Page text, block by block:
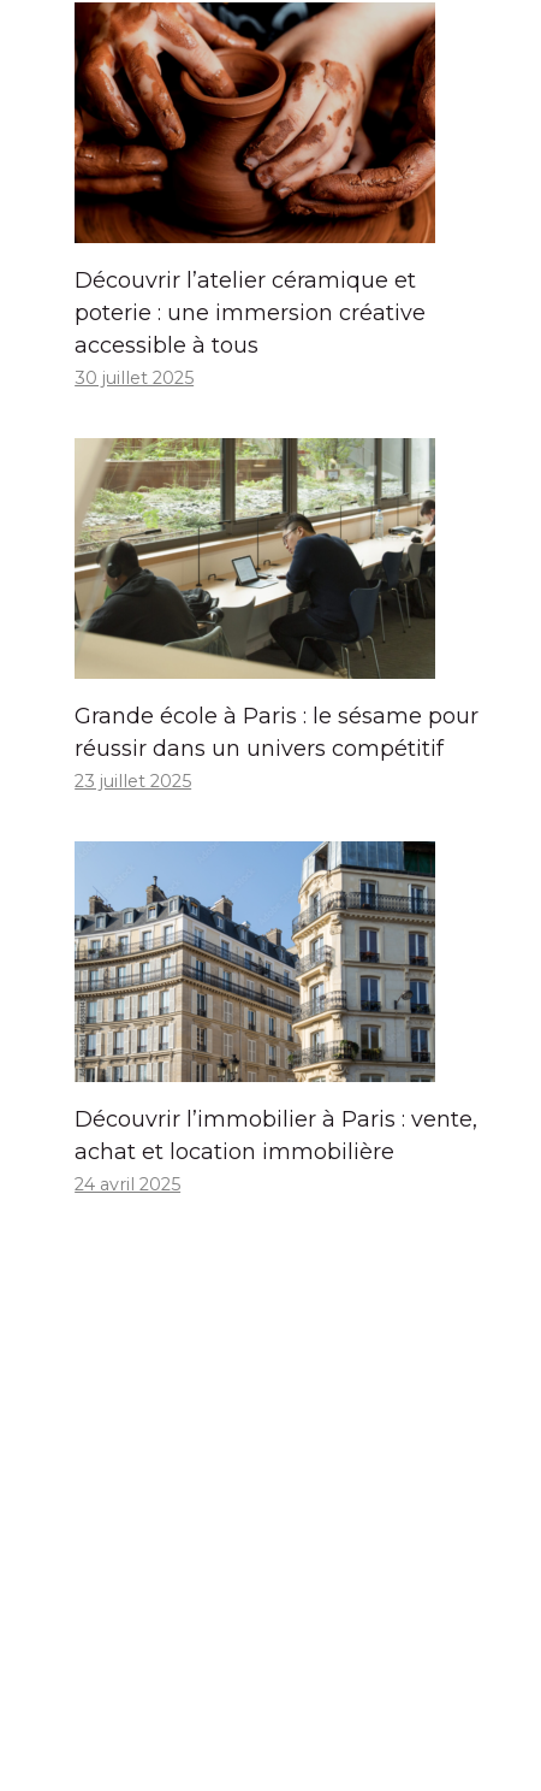
Découvrir l’atelier céramique et
poterie : une immersion créative
accessible à tous
30 juillet 2025
Grande école à Paris : le sésame pour
réussir dans un univers compétitif
23 juillet 2025
Découvrir l’immobilier à Paris : vente,
achat et location immobilière
24 avril 2025